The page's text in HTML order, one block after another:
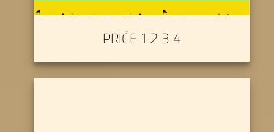
PRIČE 1 2 3 4